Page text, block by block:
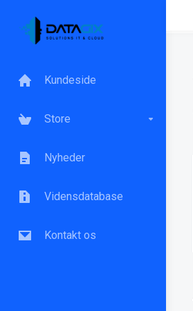
Kundeside
Store
Nyheder
Vidensdatabase
Kontakt os